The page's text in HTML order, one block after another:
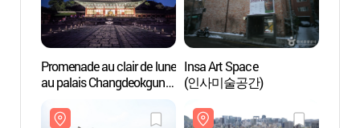
Promenade au clair de lune
au palais Changdeokgung
Insa Art Space
(인사미술공간)